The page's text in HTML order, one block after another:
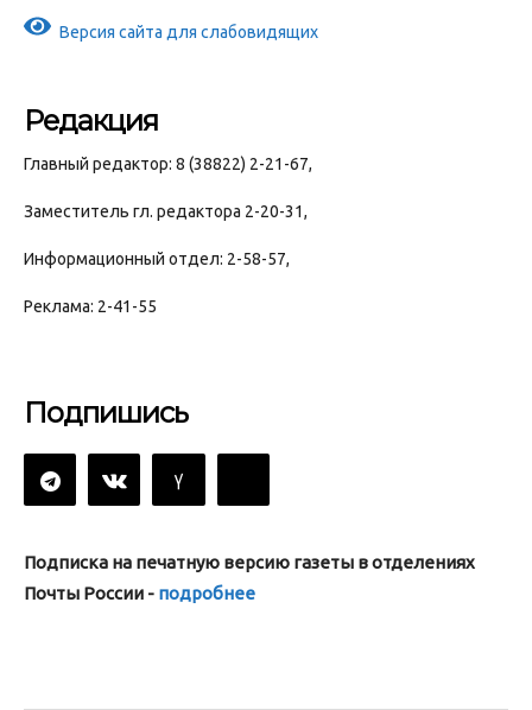
Версия сайта для слабовидящих
Редакция
Главный редактор: 8 (38822) 2-21-67,
Заместитель гл. редактора 2-20-31,
Информационный отдел: 2-58-57,
Реклама: 2-41-55
Подпишись
Подписка на печатную версию газеты в отделениях
Почты России - подробнее